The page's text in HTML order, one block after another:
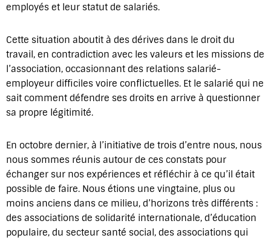
employés et leur statut de salariés.
Cette situation aboutit à des dérives dans le droit du
travail, en contradiction avec les valeurs et les missions de
l’association, occasionnant des relations salarié-
employeur difficiles voire conflictuelles. Et le salarié qui ne
sait comment défendre ses droits en arrive à questionner
sa propre légitimité.
En octobre dernier, à l’initiative de trois d’entre nous, nous
nous sommes réunis autour de ces constats pour
échanger sur nos expériences et réfléchir à ce qu’il était
possible de faire. Nous étions une vingtaine, plus ou
moins anciens dans ce milieu, d’horizons très différents :
des associations de solidarité internationale, d’éducation
populaire, du secteur santé social, des associations qui